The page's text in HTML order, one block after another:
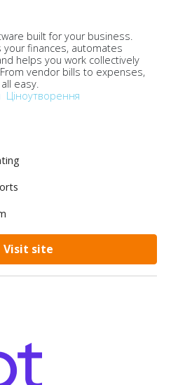
built for your business.
your finances, automates
helps you work collectively
vendor bills to expenses,
easy.
Ціноутворення
Visit site